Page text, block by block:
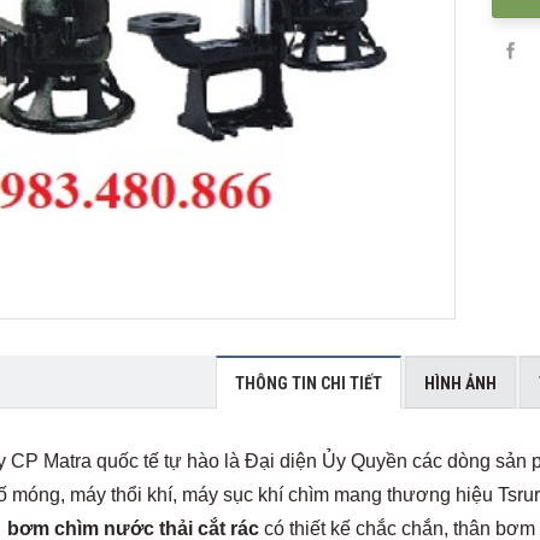
THÔNG TIN CHI TIẾT HÌNH ẢNH
CP Matra quốc tế tự hào là Đại diện Ủy Quyền các dòng
móng, máy thổi khí, máy sục khí chìm mang thương hiệu
bơm chìm nước thải cắt rác có thiết kế chắc chắn, thân